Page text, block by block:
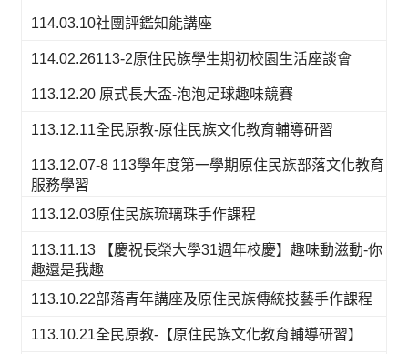
114.03.10社團評鑑知能講座
114.02.26113-2原住民族學生期初校園生活座談會
113.12.20 原式長大盃-泡泡足球趣味競賽
113.12.11全民原教-原住民族文化教育輔導研習
113.12.07-8 113學年度第一學期原住民族部落文化教育
服務學習
113.12.03原住民族琉璃珠手作課程
113.11.13 【慶祝長榮大學31週年校慶】趣味動滋動-你
趣還是我趣
113.10.22部落青年講座及原住民族傳統技藝手作課程
113.10.21全民原教-【原住民族文化教育輔導研習】